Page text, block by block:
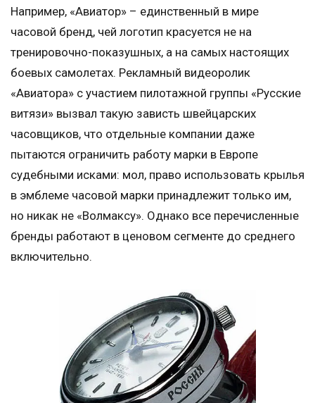
Например, «Авиатор» – единственный в мире
часовой бренд, чей логотип красуется не на
тренировочно-показушных, а на самых настоящих
боевых самолетах. Рекламный видеоролик
«Авиатора» с участием пилотажной группы «Русские
витязи» вызвал такую зависть швейцарских
часовщиков, что отдельные компании даже
пытаются ограничить работу марки в Европе
судебными исками: мол, право использовать крылья
в эмблеме часовой марки принадлежит только им,
но никак не «Волмаксу». Однако все перечисленные
бренды работают в ценовом сегменте до среднего
включительно.